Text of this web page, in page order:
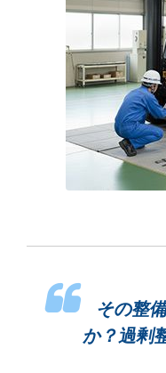
その整
か？過剰